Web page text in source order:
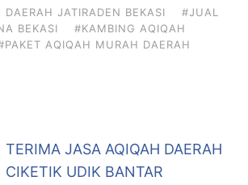
JATIRADEN BEKASI
#JUAL
BEKASI
#KAMBING AQIQAH
AQIQAH MURAH DAERAH
TERIMA JASA AQIQAH DAERAH
CIKETIK UDIK BANTAR